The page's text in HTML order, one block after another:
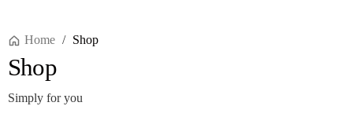
Home / Shop
Shop
Simply for you